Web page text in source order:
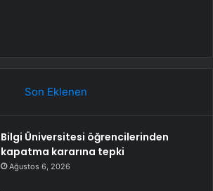
Son Eklenen
Bilgi Üniversitesi öğrencilerinden
kapatma kararına tepki
Ağustos 6, 2026